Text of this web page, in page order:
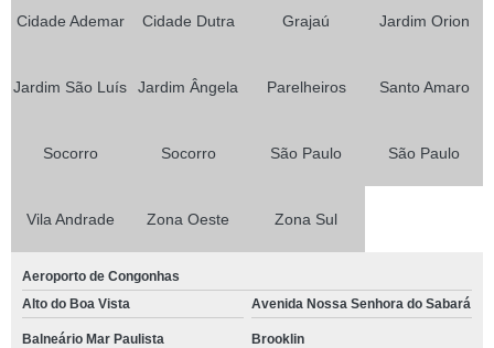
Cidade Ademar Cidade Dutra Grajaú Jardim Orion
Jardim São Luís Jardim Ângela Parelheiros Santo Amaro
Socorro Socorro São Paulo São Paulo
Vila Andrade Zona Oeste Zona Sul
Aeroporto de Congonhas
Alto do Boa Vista
Avenida Nossa Senhora do Sabará
Balneário Mar Paulista Brooklin